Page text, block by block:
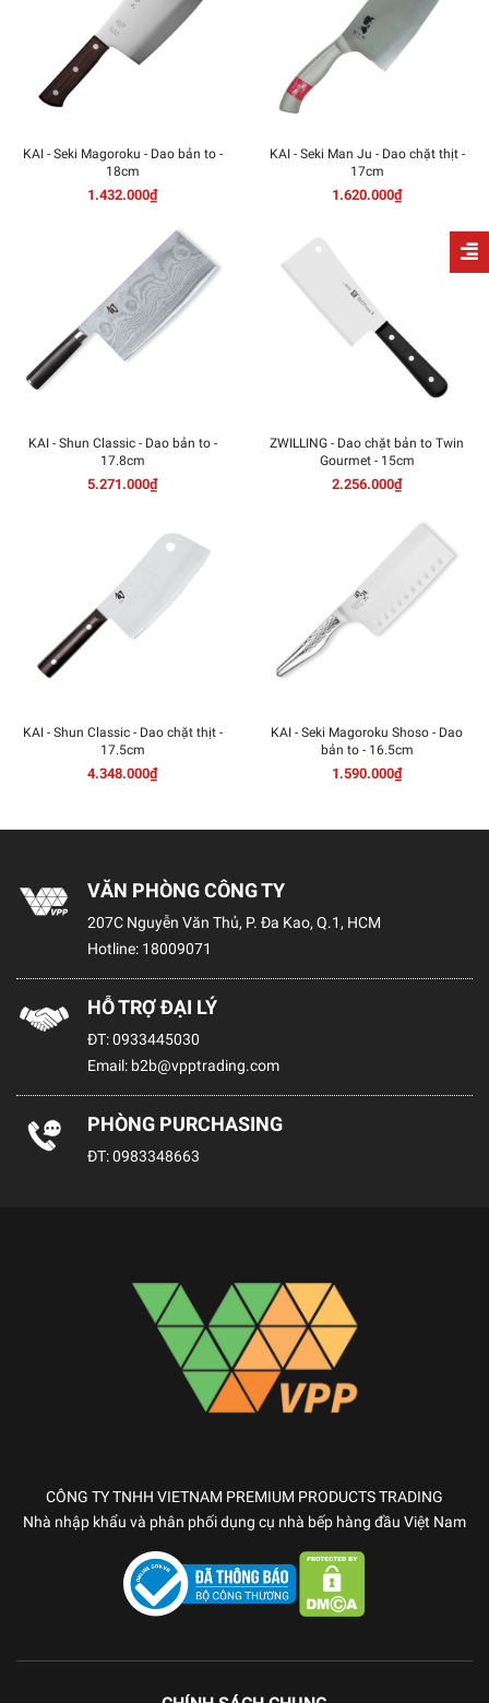
KAI - Seki Magoroku - Dao bản to -
18cm
1.432.000₫
KAI - Seki Man Ju - Dao chặt thịt -
17cm
1.620.000₫
KAI - Shun Classic - Dao bản to -
17.8cm
5.271.000₫
ZWILLING - Dao chặt bản to Twin
Gourmet - 15cm
2.256.000₫
KAI - Shun Classic - Dao chặt thịt -
17.5cm
4.348.000₫
KAI - Seki Magoroku Shoso - Dao
bản to - 16.5cm
1.590.000₫
VĂN PHÒNG CÔNG TY
207C Nguyễn Văn Thủ, P. Đa Kao, Q.1, HCM
Hotline: 18009071
HỖ TRỢ ĐẠI LÝ
ĐT:0933445030
Email: b2b@vpptrading.com
PHÒNG PURCHASING
ĐT:0983348663
CÔNG TY TNHH VIETNAM PREMIUM PRODUCTS TRADING
Nhà nhập khẩu và phân phối dụng cụ nhà bếp hàng đầu Việt Nam